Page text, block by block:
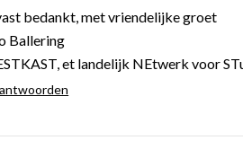
bedankt, met vriendelijke groet
Ballering
et landelijk NEtwerk voor